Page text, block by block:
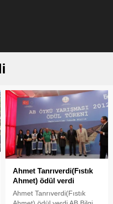
Ahmet Tanrıverdi(Fıstık
Ahmet) ödül verdi
Ahmet Tanrıverdi(Fıstık